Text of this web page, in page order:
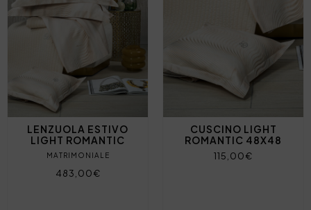
LENZUOLA ESTIVO
LIGHT ROMANTIC
MATRIMONIALE
483,00€
CUSCINO LIGHT
ROMANTIC 48X48
115,00€